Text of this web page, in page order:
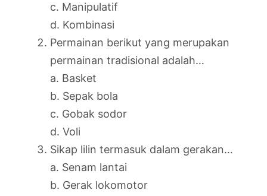
c. Manipulatif
d. Kombinasi
Permainan berikut yang merupakan
permainan tradisional adalah…
a. Basket
b. Sepak bola
c. Gobak sodor
d. Voli
Sikap lilin termasuk dalam gerakan…
a. Senam lantai
b. Gerak lokomotor